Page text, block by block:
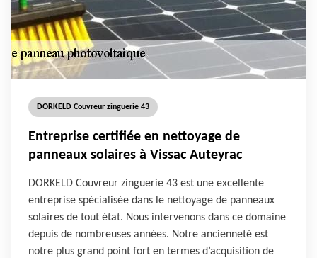
DORKELD Couvreur zinguerie 43
Entreprise certifiée en nettoyage de
panneaux solaires à Vissac Auteyrac
DORKELD Couvreur zinguerie 43 est une excellente
entreprise spécialisée dans le nettoyage de panneaux
solaires de tout état. Nous intervenons dans ce domaine
depuis de nombreuses années. Notre ancienneté est
notre plus grand point fort en termes d’acquisition de